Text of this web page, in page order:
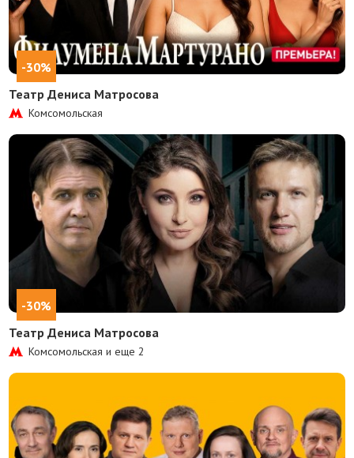
-30%
Театр Дениса Матросова
Комсомольская
-30%
Театр Дениса Матросова
Комсомольская и еще2